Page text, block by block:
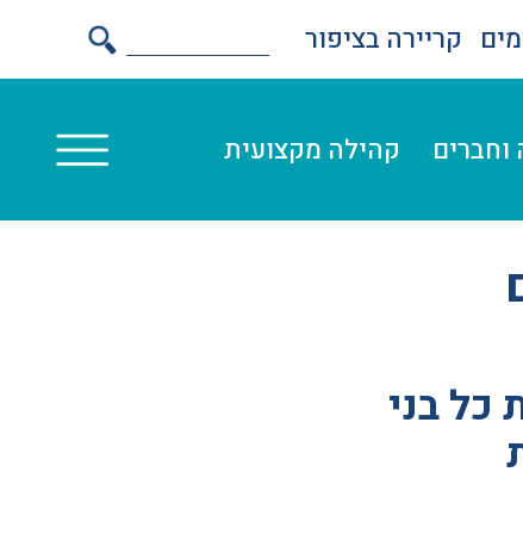
קריירה בציפור
קהילה מקצועית
בני